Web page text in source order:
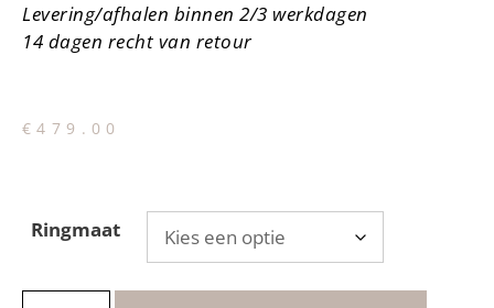
Levering/afhalen binnen 2/3 werkdagen
14 dagen recht van retour
€479.00
Ringmaat